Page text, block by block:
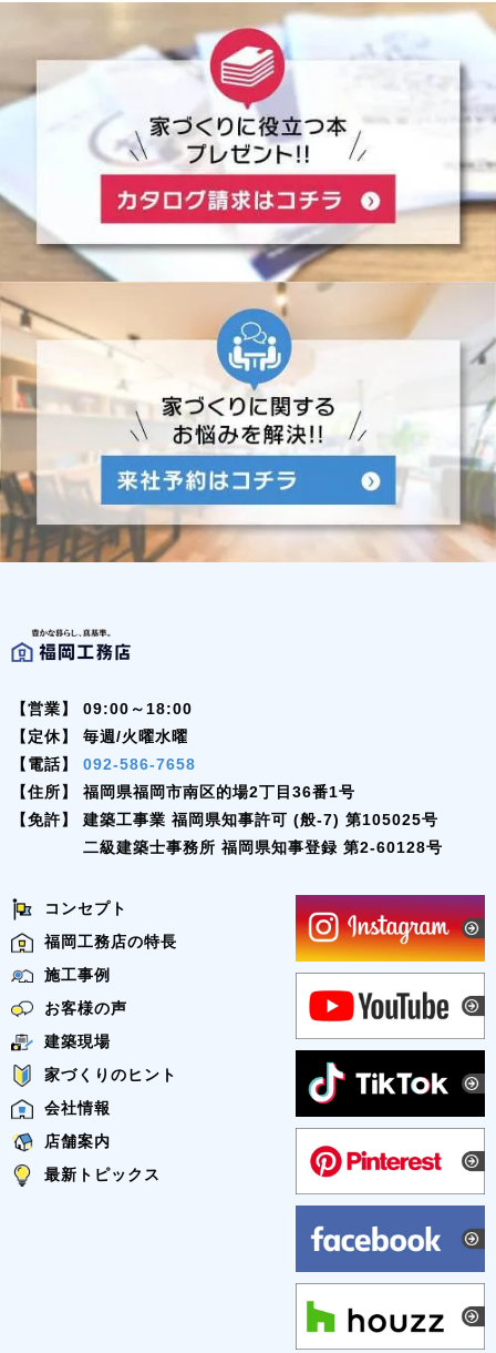
【営業】
09:00～18:00
【定休】
毎週/火曜水曜
【電話】
092-586-7658
【住所】
福岡県福岡市南区的場2丁目36番1号
【免許】
建築工事業 福岡県知事許可 (般-7) 第105025号
二級建築士事務所 福岡県知事登録 第2-60128号
コンセプト
福岡工務店の特長
施工事例
お客様の声
建築現場
家づくりのヒント
会社情報
店舗案内
最新トピックス